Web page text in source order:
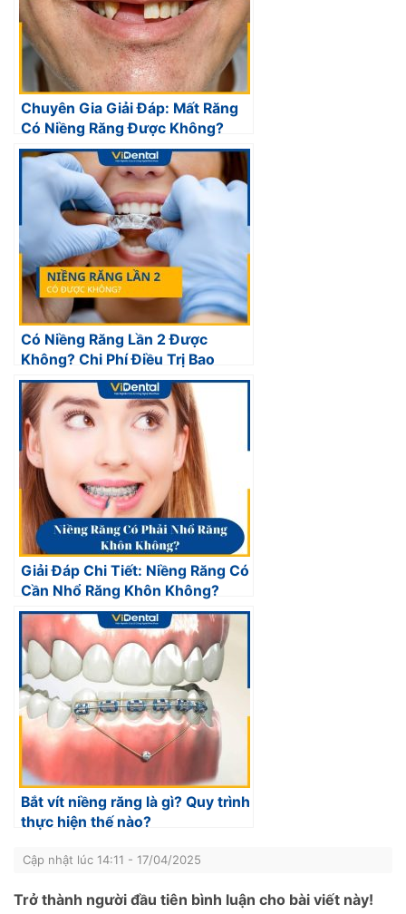
Chuyên Gia Giải Đáp: Mất Răng
Có Niềng Răng Được Không?
Có Niềng Răng Lần 2 Được
Không? Chi Phí Điều Trị Bao
Nhiêu?
Giải Đáp Chi Tiết: Niềng Răng Có
Cần Nhổ Răng Khôn Không?
Bắt vít niềng răng là gì? Quy trình
thực hiện thế nào?
Cập nhật lúc 14:11 - 17/04/2025
Trở thành người đầu tiên bình luận cho bài viết này!